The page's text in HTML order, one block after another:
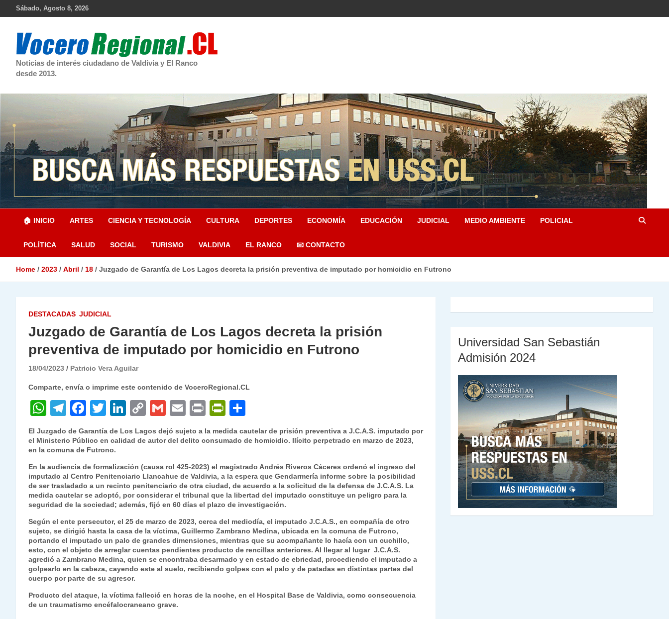
Sábado, Agosto 8, 2026
Noticias de interés ciudadano de Valdivia y El Ranco
desde 2013.
🏠 INICIO ARTES CIENCIA Y TECNOLOGÍA CULTURA DEPORTES ECONOMÍA EDUCACIÓN JUDICIAL MEDIO AMBIENTE POLICIAL
POLÍTICA SALUD SOCIAL TURISMO VALDIVIA EL RANCO 📧 CONTACTO
Home 2023 Abril 18 Juzgado de Garantía de Los Lagos decreta la prisión preventiva de imputado por homicidio en Futrono
DESTACADAS JUDICIAL
Juzgado de Garantía de Los Lagos decreta la prisión
preventiva de imputado por homicidio en Futrono
18/04/2023 Patricio Vera Aguilar
Comparte, envía o imprime este contenido de VoceroRegional.CL
W
at
s
A
p
p
T
el
e
gr
a
m
F
c
e
b
o
o
k
T
w
itt
er
Li
n
k
dI
n
C
p
Li
n
k
G
m
ai
E
m
ai
P
ri
nt
P
ri
nt
ie
n
dl
y
o
m
ar
tir
El Juzgado de Garantía de Los Lagos dejó sujeto a la medida cautelar de prisión preventiva a J.C.A.S. imputado por
el Ministerio Público en calidad de autor del delito consumado de homicidio. Ilícito perpetrado en marzo de 2023,
en la comuna de Futrono.
En la audiencia de formalización (causa rol 425-2023) el magistrado Andrés Riveros Cáceres ordenó el ingreso del
imputado al Centro Penitenciario Llancahue de Valdivia, a la espera que Gendarmería informe sobre la posibilidad
de ser trasladado a un recinto penitenciario de otra ciudad, de acuerdo a la solicitud de la defensa de J.C.A.S. La
medida cautelar se adoptó, por considerar el tribunal que la libertad del imputado constituye un peligro para la
seguridad de la sociedad; además, fijó en 60 días el plazo de investigación.
Según el ente persecutor, el 25 de marzo de 2023, cerca del mediodía, el imputado J.C.A.S., en compañía de otro
sujeto, se dirigió hasta la casa de la víctima, Guillermo Zambrano Medina, ubicada en la comuna de Futrono,
portando el imputado un palo de grandes dimensiones, mientras que su acompañante lo hacía con un cuchillo,
esto, con el objeto de arreglar cuentas pendientes producto de rencillas anteriores. Al llegar al lugar J.C.A.S.
agredió a Zambrano Medina, quien se encontraba desarmado y en estado de ebriedad, procediendo el imputado a
golpearlo en la cabeza, cayendo este al suelo, recibiendo golpes con el palo y de patadas en distintas partes del
cuerpo por parte de su agresor.
Producto del ataque, la víctima falleció en horas de la noche, en el Hospital Base de Valdivia, como consecuencia
de un traumatismo encéfalocraneano grave.
Universidad San Sebastián
Admisión 2024